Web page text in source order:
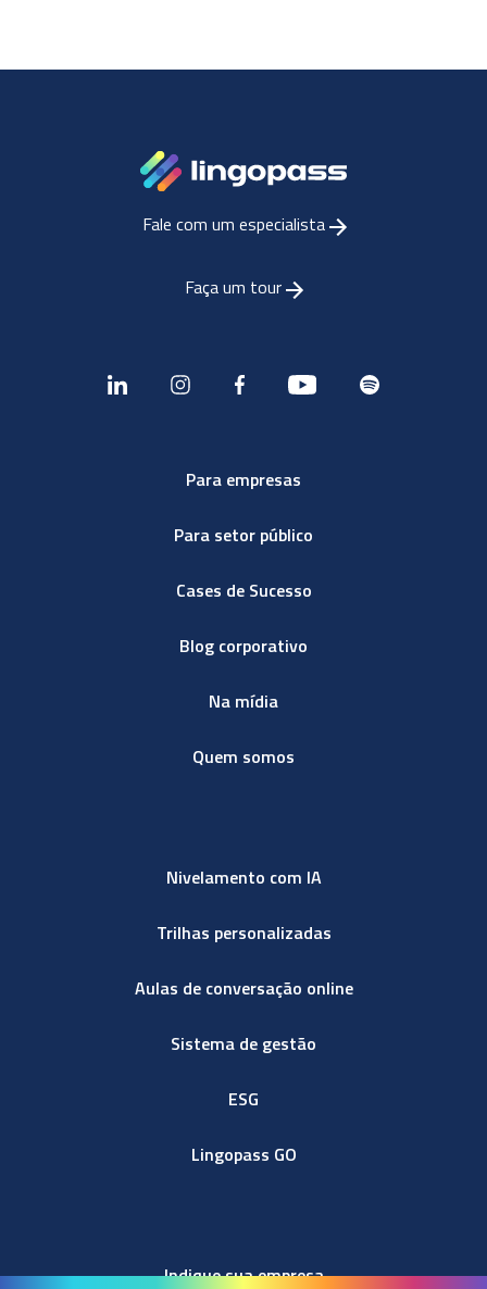
Fale com um especialista
Faça um tour
Para empresas
Para setor público
Cases de Sucesso
Blog corporativo
Na mídia
Quem somos
Nivelamento com IA
Trilhas personalizadas
Aulas de conversação online
Sistema de gestão
ESG
Lingopass GO
Indique sua empresa